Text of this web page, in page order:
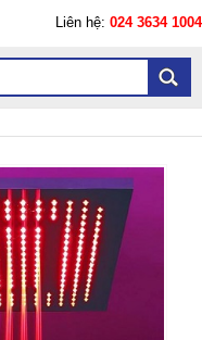
Liên hệ: 024 3634 1004